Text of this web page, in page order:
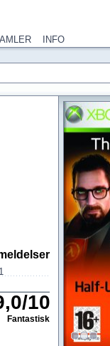
INFO
/10
Fantastisk